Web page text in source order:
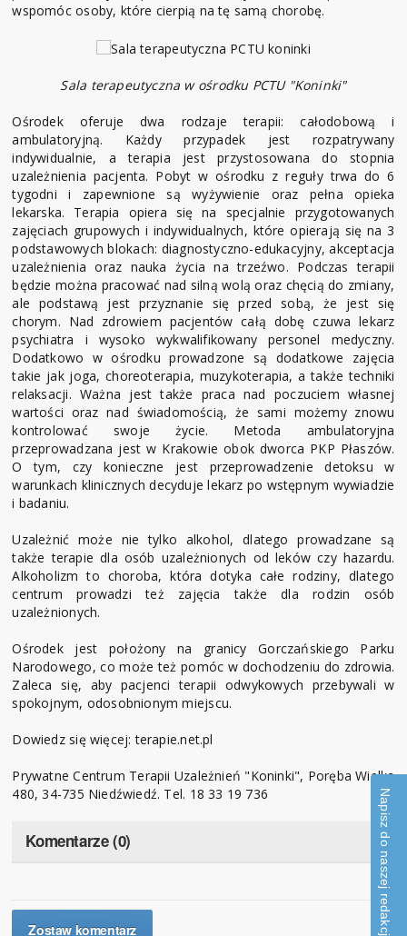
wspomóc osoby, które cierpią na tę samą chorobę.
Sala terapeutyczna w ośrodku PCTU "Koninki"
Ośrodek oferuje dwa rodzaje terapii: całodobową i
ambulatoryjną. Każdy przypadek jest rozpatrywany
indywidualnie, a terapia jest przystosowana do stopnia
uzależnienia pacjenta. Pobyt w ośrodku z reguły trwa do 6
tygodni i zapewnione są wyżywienie oraz pełna opieka
lekarska. Terapia opiera się na specjalnie przygotowanych
zajęciach grupowych i indywidualnych, które opierają się na 3
podstawowych blokach: diagnostyczno-edukacyjny, akceptacja
uzależnienia oraz nauka życia na trzeźwo. Podczas terapii
będzie można pracować nad silną wolą oraz chęcią do zmiany,
ale podstawą jest przyznanie się przed sobą, że jest się
chorym. Nad zdrowiem pacjentów całą dobę czuwa lekarz
psychiatra i wysoko wykwalifikowany personel medyczny.
Dodatkowo w ośrodku prowadzone są dodatkowe zajęcia
takie jak joga, choreoterapia, muzykoterapia, a także techniki
relaksacji. Ważna jest także praca nad poczuciem własnej
wartości oraz nad świadomością, że sami możemy znowu
kontrolować swoje życie. Metoda ambulatoryjna
przeprowadzana jest w Krakowie obok dworca PKP Płaszów.
O tym, czy konieczne jest przeprowadzenie detoksu w
warunkach klinicznych decyduje lekarz po wstępnym wywiadzie
i badaniu.
Uzależnić może nie tylko alkohol, dlatego prowadzane są
także terapie dla osób uzależnionych od leków czy hazardu.
Alkoholizm to choroba, która dotyka całe rodziny, dlatego
centrum prowadzi też zajęcia także dla rodzin osób
uzależnionych.
Ośrodek jest położony na granicy Gorczańskiego Parku
Narodowego, co może też pomóc w dochodzeniu do zdrowia.
Zaleca się, aby pacjenci terapii odwykowych przebywali w
spokojnym, odosobnionym miejscu.
Dowiedz się więcej:terapie.net.pl
Prywatne Centrum Terapii Uzależnień "Koninki", Poręba Wielka
480, 34-735 Niedźwiedź. Tel. 18 33 19 736
Komentarze (0)
Zostaw komentarz Napisz do naszej redakcji